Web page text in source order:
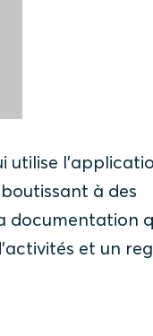
utilise
à des
documentation
et un